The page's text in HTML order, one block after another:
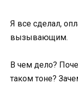
Я все сделал,
вызывающим.
В чем дело?
таком тоне?